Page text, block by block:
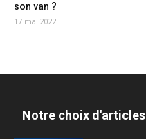
son van ?
17 mai 2022
Notre choix d'articles